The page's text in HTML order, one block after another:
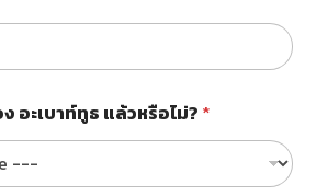
อะเบาท์ทูธ แล้วหรือไม่? *